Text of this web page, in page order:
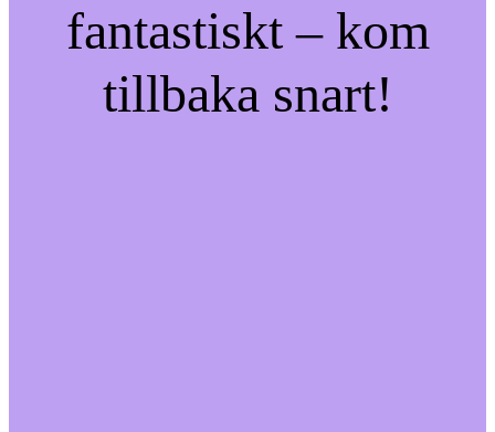
fantastiskt – kom
tillbaka snart!